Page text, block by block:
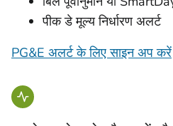
पीक डे मूल्य निर्धारण अलर्ट
PG&E अलर्ट के लिए साइन अप करें